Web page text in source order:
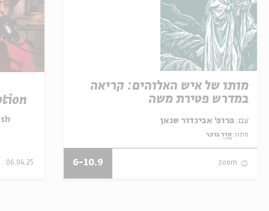
מותו של איש האלוהים: קריאה
במדרש פטירת משה
עם:
מתוך:סדר בוקר
zoom
6-10.9
06.04.25